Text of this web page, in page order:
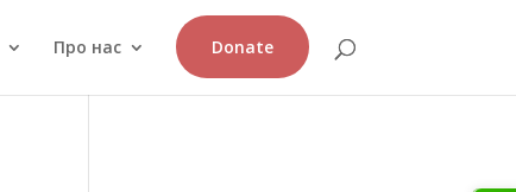
Про нас Donate